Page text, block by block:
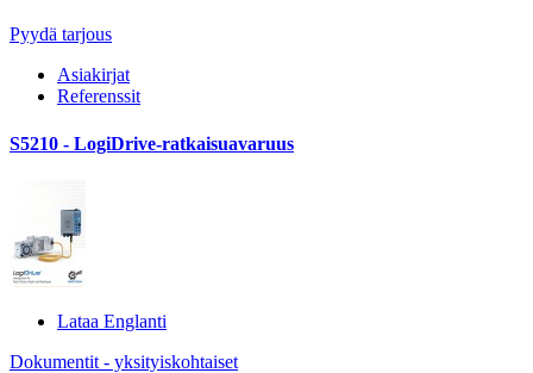
Pyydä tarjous
Asiakirjat
Referenssit
S5210 - LogiDrive-ratkaisuavaruus
Lataa Englanti
Dokumentit - yksityiskohtaiset